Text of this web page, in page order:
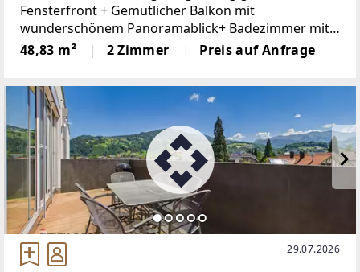
Fensterfront + Gemütlicher Balkon mit
wunderschönem Panoramablick+ Badezimmer mit
Duschbadewanne und Waschmaschinenanschluss+
Separate Küche+ Zentrale Lage mit kurzen Wegen
48,83 m² 2 Zimmer Preis auf Anfrage
29.07.2026